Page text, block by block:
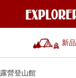
新品
露營登山館